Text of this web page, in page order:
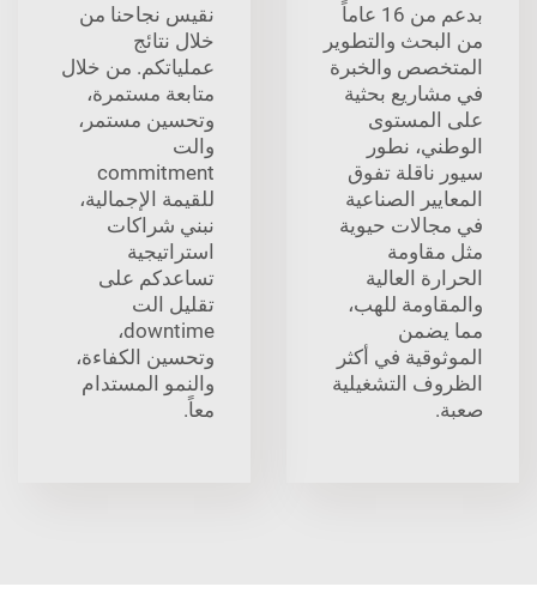
بدعم من 16 عاماً
من البحث والتطوير
المتخصص والخبرة
في مشاريع بحثية
على المستوى
الوطني، نطور
سيور ناقلة تفوق
المعايير الصناعية
في مجالات حيوية
مثل مقاومة
الحرارة العالية
والمقاومة للهب،
مما يضمن
الموثوقية في أكثر
الظروف التشغيلية
صعبة.
نقيس نجاحنا من
خلال نتائج
عملياتكم. من خلال
متابعة مستمرة،
وتحسين مستمر،
والت
commitment
للقيمة الإجمالية،
نبني شراكات
استراتيجية
تساعدكم على
تقليل الت
downtime،
وتحسين الكفاءة،
والنمو المستدام
معاً.